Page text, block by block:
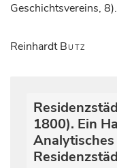
Geschichtsvereins, 8).
ReinhardtButz
1800). Ein